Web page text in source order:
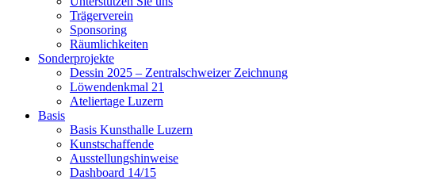
Trägerverein
Sponsoring
Räumlichkeiten
Sonderprojekte
Dessin 2025 – Zentralschweizer Zeichnung
Löwendenkmal 21
Ateliertage Luzern
Basis
Basis Kunsthalle Luzern
Kunstschaffende
Ausstellungshinweise
Dashboard 14/15